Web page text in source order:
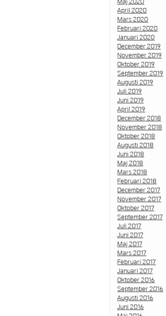
April 2020
Mars 2020
Februari 2020
Januari 2020
December 2019
November 2019
Oktober 2019
September 2019
Augusti 2019
Juli 2019
Juni 2019
April 2019
December 2018
November 2018
Oktober 2018
Augusti 2018
Juni 2018
Maj 2018
Mars 2018
Februari 2018
December 2017
November 2017
Oktober 2017
September 2017
Juli 2017
Juni 2017
Maj 2017
Mars 2017
Februari 2017
Januari 2017
Oktober 2016
September 2016
Augusti 2016
Juni 2016